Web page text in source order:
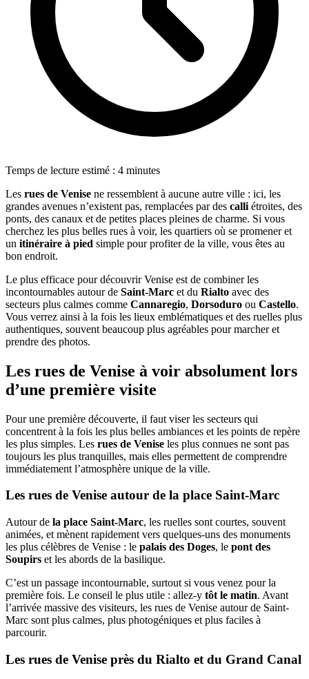
Temps de lecture estimé : 4 minutes
Les rues de Venise ne ressemblent à aucune autre ville : ici, les
grandes avenues n’existent pas, remplacées par des calli étroites, des
ponts, des canaux et de petites places pleines de charme. Si vous
cherchez les plus belles rues à voir, les quartiers où se promener et
un itinéraire à pied simple pour profiter de la ville, vous êtes au
bon endroit.
Le plus efficace pour découvrir Venise est de combiner les
incontournables autour de Saint-Marc et du Rialto avec des
secteurs plus calmes comme Cannaregio, Dorsoduro ou Castello.
Vous verrez ainsi à la fois les lieux emblématiques et des ruelles plus
authentiques, souvent beaucoup plus agréables pour marcher et
prendre des photos.
Les rues de Venise à voir absolument lors
d’une première visite
Pour une première découverte, il faut viser les secteurs qui
concentrent à la fois les plus belles ambiances et les points de repère
les plus simples. Les rues de Venise les plus connues ne sont pas
toujours les plus tranquilles, mais elles permettent de comprendre
immédiatement l’atmosphère unique de la ville.
Les rues de Venise autour de la place Saint-Marc
Autour de la place Saint-Marc, les ruelles sont courtes, souvent
animées, et mènent rapidement vers quelques-uns des monuments
les plus célèbres de Venise : le palais des Doges, le pont des
Soupirs et les abords de la basilique.
C’est un passage incontournable, surtout si vous venez pour la
première fois. Le conseil le plus utile : allez-y tôt le matin. Avant
l’arrivée massive des visiteurs, les rues de Venise autour de Saint-
Marc sont plus calmes, plus photogéniques et plus faciles à
parcourir.
Les rues de Venise près du Rialto et du Grand Canal